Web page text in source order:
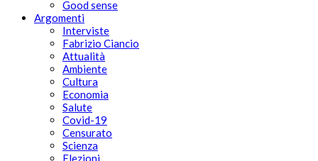
Good sense
Argomenti
Interviste
Fabrizio Ciancio
Attualità
Ambiente
Cultura
Economia
Salute
Covid-19
Censurato
Scienza
Elezioni